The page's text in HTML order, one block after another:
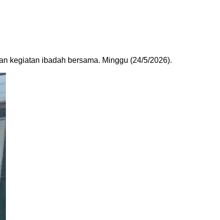
kegiatan ibadah bersama. Minggu (24/5/2026).